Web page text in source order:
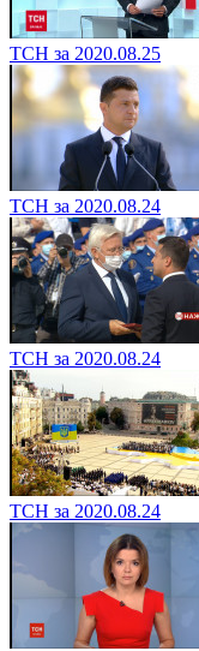
ТСН за 2020.08.25
ТСН за 2020.08.24
ТСН за 2020.08.24
ТСН за 2020.08.24